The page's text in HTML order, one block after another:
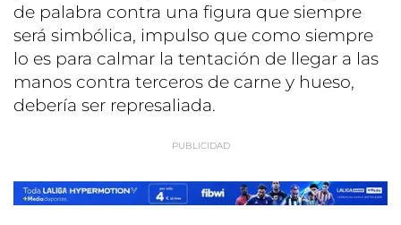
de palabra contra una figura que siempre
será simbólica, impulso que como siempre
lo es para calmar la tentación de llegar a las
manos contra terceros de carne y hueso,
debería ser represaliada.